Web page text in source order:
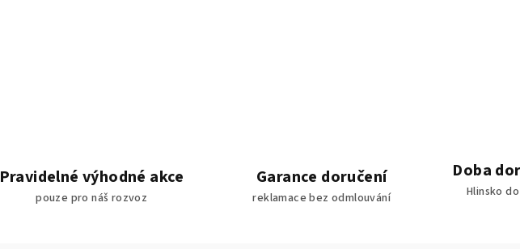
Pravidelné výhodné akce
pouze pro náš rozvoz
Garance doručení
reklamace bez odmlouvání
Doba
Hlinsko